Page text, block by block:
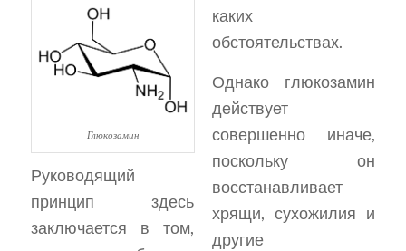
Глюкозамин
Руководящий
принцип здесь
заключается в том,
каких
обстоятельствах.
Однако глюкозамин
действует
совершенно иначе,
поскольку он
восстанавливает
хрящи, сухожилия и
другие